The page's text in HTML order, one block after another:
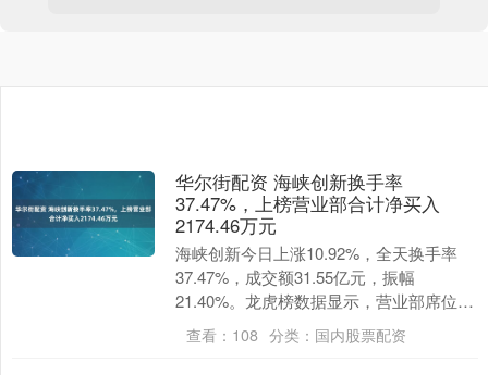
华尔街配资 海峡创新换手率
37.47%，上榜营业部合计净买入
2174.46万元
海峡创新今日上涨10.92%，全天换手率
37.47%，成交额31.55亿元，振幅
21.40%。龙虎榜数据显示，营业部席位合
计净买入2174.46万元。 深交所公....
查看： 108 分类： 国内股票配资